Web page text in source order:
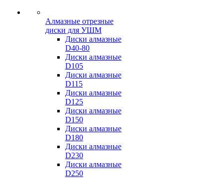
Алмазные отрезные
диски для УШМ
Диски алмазные
D40-80
Диски алмазные
D105
Диски алмазные
D115
Диски алмазные
D125
Диски алмазные
D150
Диски алмазные
D180
Диски алмазные
D230
Диски алмазные
D250